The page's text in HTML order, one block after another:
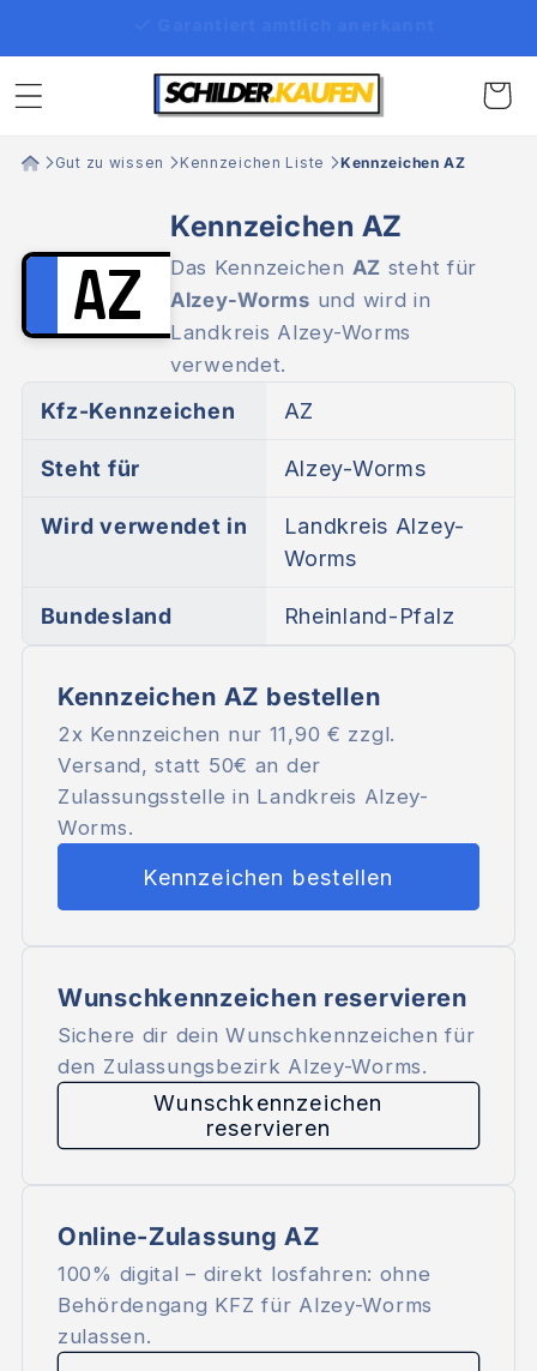
Inhalt
Gut zu wissen Kennzeichen Liste Kennzeichen AZ
AZ
Kennzeichen AZ
Das Kennzeichen AZ steht für
Alzey-Worms und wird in
Landkreis Alzey-Worms
verwendet.
Kfz-Kennzeichen AZ
Steht für Alzey-Worms
Wird verwendet in
Landkreis Alzey-
Worms
Bundesland Rheinland-Pfalz
Kennzeichen AZ bestellen
2x Kennzeichen nur 11,90 € zzgl.
Versand, statt 50€ an der
Zulassungsstelle in Landkreis Alzey-
Worms.
Kennzeichen bestellen
Wunschkennzeichen reservieren
Sichere dir dein Wunschkennzeichen für
den Zulassungsbezirk Alzey-Worms.
Wunschkennzeichen
reservieren
Online-Zulassung AZ
100% digital – direkt losfahren: ohne
Behördengang KFZ für Alzey-Worms
zulassen.